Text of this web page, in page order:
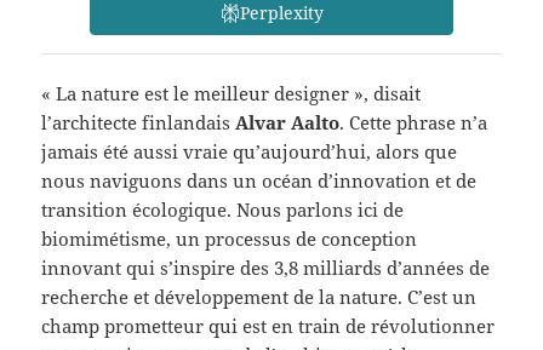
Perplexity
« La nature est le meilleur designer », disait
l’architecte finlandais Alvar Aalto. Cette phrase n’a
jamais été aussi vraie qu’aujourd’hui, alors que
nous naviguons dans un océan d’innovation et de
transition écologique. Nous parlons ici de
biomimétisme, un processus de conception
innovant qui s’inspire des 3,8 milliards d’années de
recherche et développement de la nature. C’est un
champ prometteur qui est en train de révolutionner